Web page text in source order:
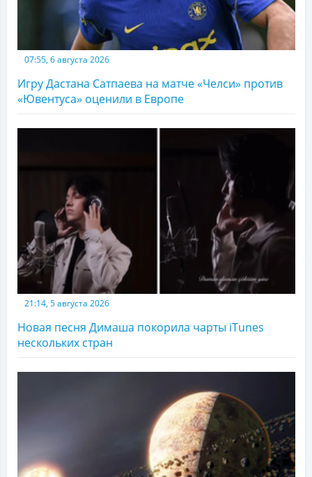
07:55, 6 августа 2026
Игру Дастана Сатпаева на матче «Челси» против
«Ювентуса» оценили в Европе
21:14, 5 августа 2026
Новая песня Димаша покорила чарты iTunes
нескольких стран